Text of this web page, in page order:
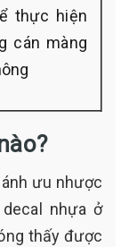
thực hiện
cán màng
ưu nhược
nhựa ở
thấy được